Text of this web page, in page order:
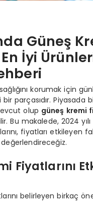
Güneş
İyi
korumak için
parçasıdır. Piyasada
olup güneş kremi
Bu makalede, 2024 yılı
fiyatları etkileyen
Fiyatlarını
belirleyen birkaç